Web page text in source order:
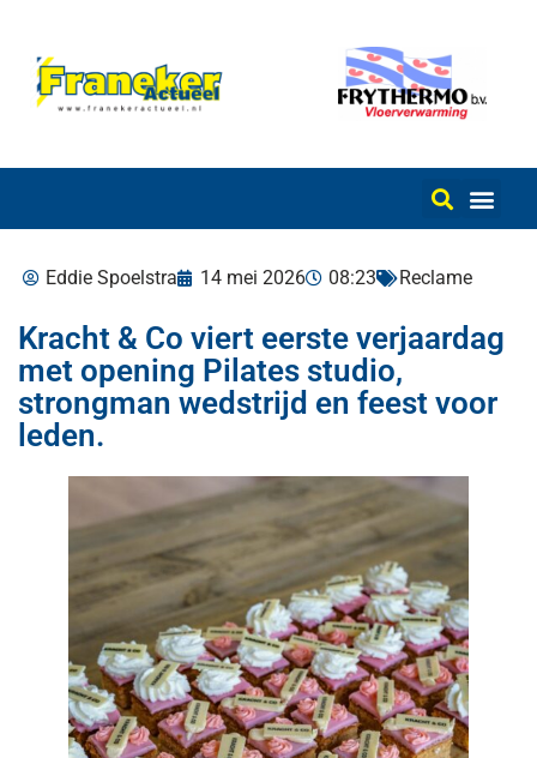
Eddie Spoelstra 14 mei 2026 08:23 Reclame
Kracht & Co viert eerste verjaardag
met opening Pilates studio,
strongman wedstrijd en feest voor
leden.